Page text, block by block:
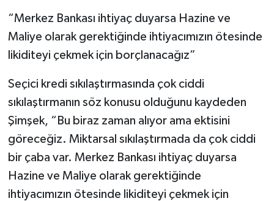
“Merkez Bankası ihtiyaç duyarsa Hazine ve
Maliye olarak gerektiğinde ihtiyacımızın ötesinde
likiditeyi çekmek için borçlanacağız”
Seçici kredi sıkılaştırmasında çok ciddi
sıkılaştırmanın söz konusu olduğunu kaydeden
Şimşek, “Bu biraz zaman alıyor ama ektisini
göreceğiz. Miktarsal sıkılaştırmada da çok ciddi
bir çaba var. Merkez Bankası ihtiyaç duyarsa
Hazine ve Maliye olarak gerektiğinde
ihtiyacımızın ötesinde likiditeyi çekmek için